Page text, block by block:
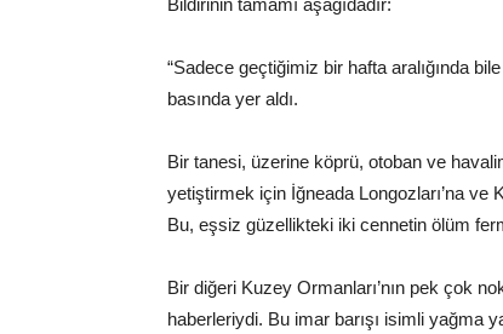
Bildirinin tamamı aşağıdadır:
“Sadece geçtiğimiz bir hafta aralığında
basında yer aldı.
Bir tanesi, üzerine köprü, otoban ve
yetiştirmek için İğneada Longozları’na ve
Bu, eşsiz güzellikteki iki cennetin ölüm
Bir diğeri Kuzey Ormanları’nın pek çok
haberleriydi. Bu imar barışı isimli yağma